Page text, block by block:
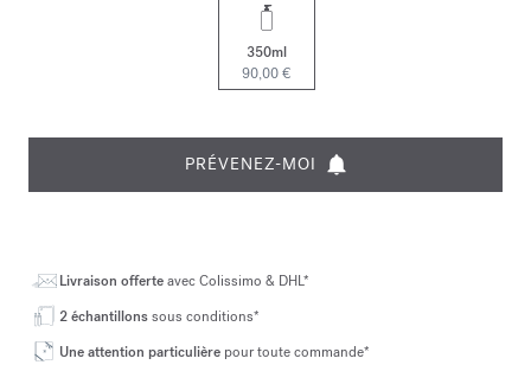
350ml
90,00 €
PRÉVENEZ-MOI
Livraison offerteavec Colissimo & DHL*
2 échantillonssous conditions*
Une attention particulière pour toute commande*